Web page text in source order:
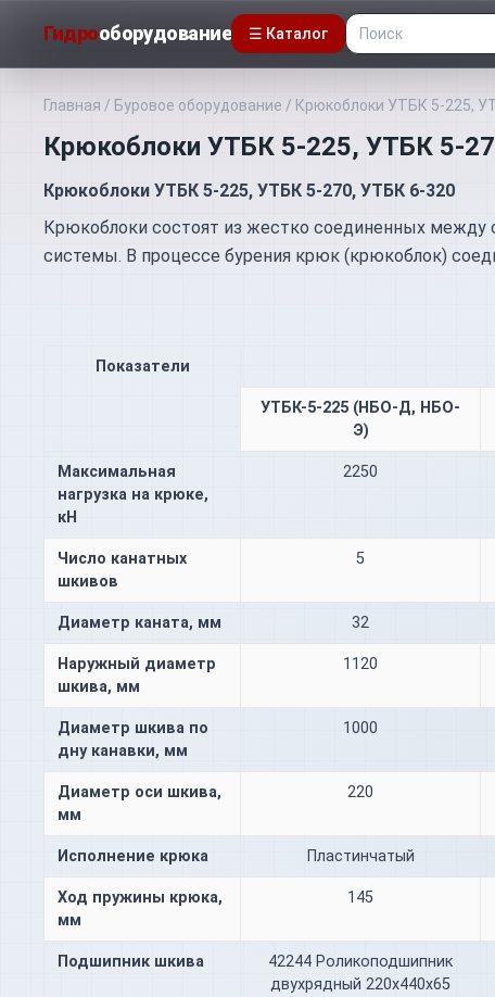
Гидрооборудование ☰ Каталог
Главная / Буровое оборудование / Крюкоблоки УТБК 5-225,
Крюкоблоки УТБК 5-225, УТБК 5-
Крюкоблоки УТБК 5-225, УТБК 5-270, УТБК 6-320
Крюкоблоки состоят из жестко соединенных между
системы. В процессе бурения крюк (крюкоблок)
Показатели
УТБК-5-225 (НБО-Д, НБО-
Э)
Максимальная
нагрузка на крюке,
кН
2250
Число канатных
шкивов
5
Диаметр каната, мм 32
Наружный диаметр
шкива, мм
1120
Диаметр шкива по
дну канавки, мм
1000
Диаметр оси шкива,
мм
220
Исполнение крюка Пластинчатый
Ход пружины крюка,
мм
145
Подшипник шкива
42244 Роликоподшипник
двухрядный 220х440х65